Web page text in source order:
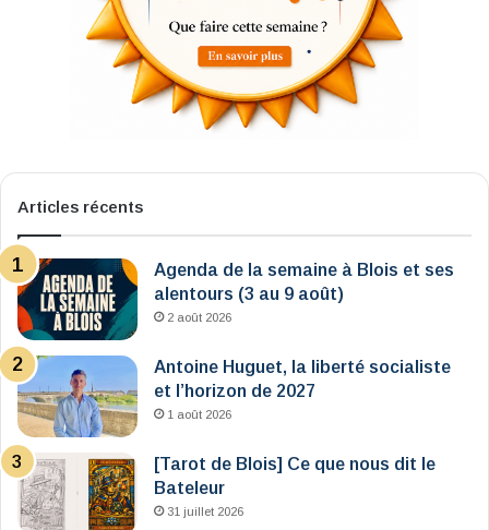
Articles récents
Agenda de la semaine à Blois et ses
alentours (3 au 9 août)
2 août 2026
Antoine Huguet, la liberté socialiste
et l’horizon de 2027
1 août 2026
[Tarot de Blois] Ce que nous dit le
Bateleur
31 juillet 2026